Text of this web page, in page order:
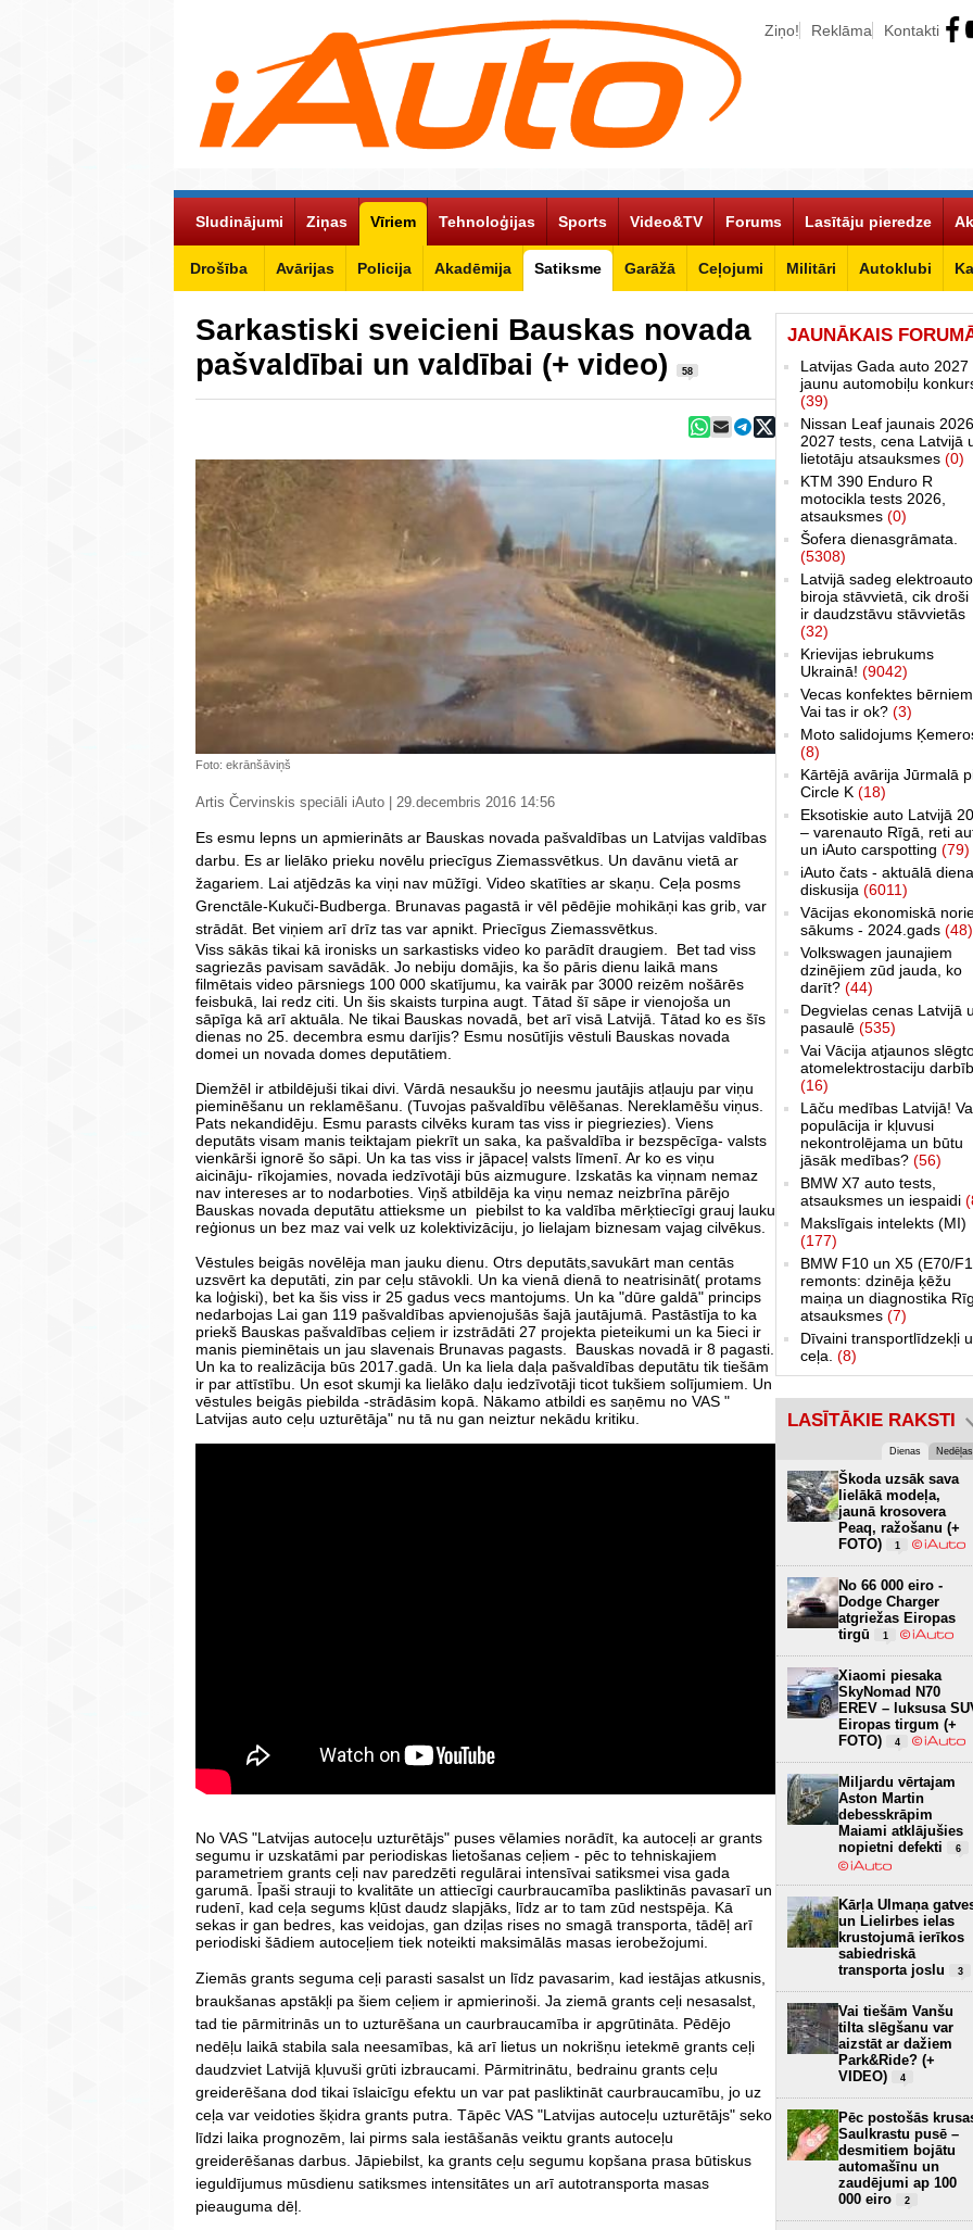
Ziņo! Reklāma Kontakti
Sludinājumi Ziņas Vīriem
Drošība Avārijas Policija Akadēmija Satiksme Garāžā Ceļojumi Militāri Autoklubi
Tehnoloģijas Sports Video&TV Forums Lasītāju pieredze
Sarkastiski sveicieni Bauskas novada
pašvaldībai un valdībai (+ video)
58
Foto: ekrānšāviņš
Artis Červinskis speciāli iAuto | 29.decembris 2016 14:56
Es esmu lepns un apmierināts ar Bauskas novada pašvaldības un Latvijas valdības
darbu. Es ar lielāko prieku novēlu priecīgus Ziemassvētkus. Un davānu vietā ar
žagariem. Lai atjēdzās ka viņi nav mūžīgi. Video skatīties ar skaņu. Ceļa posms
Grenctāle-Kukuči-Budberga. Brunavas pagastā ir vēl pēdējie mohikāņi kas grib, var
strādāt. Bet viņiem arī drīz tas var apnikt. Priecīgus Ziemassvētkus.
Viss sākās tikai kā ironisks un sarkastisks video ko parādīt draugiem. Bet tad viss
sagriezās pavisam savādāk. Jo nebiju domājis, ka šo pāris dienu laikā mans
filmētais video pārsniegs 100 000 skatījumu, ka vairāk par 3000 reizēm nošārēs
feisbukā, lai redz citi. Un šis skaists turpina augt. Tātad šī sāpe ir vienojoša un
sāpīga kā arī aktuāla. Ne tikai Bauskas novadā, bet arī visā Latvijā. Tātad ko es šīs
dienas no 25. decembra esmu darījis? Esmu nosūtījis vēstuli Bauskas novada
domei un novada domes deputātiem.
Diemžēl ir atbildējuši tikai divi. Vārdā nesaukšu jo neesmu jautājis atļauju par viņu
pieminēšanu un reklamēšanu. (Tuvojas pašvaldību vēlēšanas. Nereklamēšu viņus.
Pats nekandidēju. Esmu parasts cilvēks kuram tas viss ir piegriezies). Viens
deputāts visam manis teiktajam piekrīt un saka, ka pašvaldība ir bezspēcīga- valsts
vienkārši ignorē šo sāpi. Un ka tas viss ir jāpaceļ valsts līmenī. Ar ko es viņu
aicināju- rīkojamies, novada iedzīvotāji būs aizmugure. Izskatās ka viņnam nemaz
nav intereses ar to nodarboties. Viņš atbildēja ka viņu nemaz neizbrīna pārējo
Bauskas novada deputātu attieksme un piebilst to ka valdība mērķtiecīgi grauj lauku
reģionus un bez maz vai velk uz kolektivizāciju, jo lielajam biznesam vajag cilvēkus.
Vēstules beigās novēlēja man jauku dienu. Otrs deputāts,savukārt man centās
uzsvērt ka deputāti, zin par ceļu stāvokli. Un ka vienā dienā to neatrisināt( protams
ka loģiski), bet ka šis viss ir 25 gadus vecs mantojums. Un ka "dūre galdā" princips
nedarbojas Lai gan 119 pašvaldības apvienojušās šajā jautājumā. Pastāstīja to ka
priekš Bauskas pašvaldības ceļiem ir izstrādāti 27 projekta pieteikumi un ka 5ieci ir
manis pieminētais un jau slavenais Brunavas pagasts. Bauskas novadā ir 8 pagasti.
Un ka to realizācija būs 2017.gadā. Un ka liela daļa pašvaldības deputātu tik tiešām
ir par attīstību. Un esot skumji ka lielāko daļu iedzīvotāji ticot tukšiem solījumiem. Un
vēstules beigās piebilda -strādāsim kopā. Nākamo atbildi es saņēmu no VAS "
Latvijas auto ceļu uzturētāja" nu tā nu gan neiztur nekādu kritiku.
No VAS "Latvijas autoceļu uzturētājs" puses vēlamies norādīt, ka autoceļi ar grants
segumu ir uzskatāmi par periodiskas lietošanas ceļiem - pēc to tehniskajiem
parametriem grants ceļi nav paredzēti regulārai intensīvai satiksmei visa gada
garumā. Īpaši strauji to kvalitāte un attiecīgi caurbraucamība pasliktinās pavasarī un
rudenī, kad ceļa segums kļūst daudz slapjāks, līdz ar to tam zūd nestspēja. Kā
sekas ir gan bedres, kas veidojas, gan dziļas rises no smagā transporta, tādēļ arī
periodiski šādiem autoceļiem tiek noteikti maksimālās masas ierobežojumi.
Ziemās grants seguma ceļi parasti sasalst un līdz pavasarim, kad iestājas atkusnis,
braukšanas apstākļi pa šiem ceļiem ir apmierinoši. Ja ziemā grants ceļi nesasalst,
tad tie pārmitrinās un to uzturēšana un caurbraucamība ir apgrūtināta. Pēdējo
nedēļu laikā stabila sala neesamības, kā arī lietus un nokrišņu ietekmē grants ceļi
daudzviet Latvijā kļuvuši grūti izbraucami. Pārmitrinātu, bedrainu grants ceļu
greiderēšana dod tikai īslaicīgu efektu un var pat pasliktināt caurbraucamību, jo uz
ceļa var veidoties šķidra grants putra. Tāpēc VAS "Latvijas autoceļu uzturētājs" seko
līdzi laika prognozēm, lai pirms sala iestāšanās veiktu grants autoceļu
greiderēšanas darbus. Jāpiebilst, ka grants ceļu segumu kopšana prasa būtiskus
ieguldījumus mūsdienu satiksmes intensitātes un arī autotransporta masas
pieauguma dēļ.
JAUNĀKAIS
Latvijas Gada auto 2027
jaunu automobiļu
(39)
Nissan Leaf jaunais
2027 tests, cena Latvijā
lietotāju atsauksmes (0)
KTM 390 Enduro R
motocikla tests 2026,
atsauksmes (0)
Šofera dienasgrāmata.
(5308)
Latvijā sadeg elektroauto
biroja stāvvietā, cik droši
ir daudzstāvu stāvvietās
(32)
Krievijas iebrukums
Ukrainā! (9042)
Vecas konfektes
Vai tas ir ok? (3)
Moto salidojums
(8)
Kārtējā avārija Jūrmalā
Circle K (18)
Eksotiskie auto Latvijā
– varenauto Rīgā, reti
un iAuto carspotting (79)
iAuto čats - aktuālā
diskusija (6011)
Vācijas ekonomiskā
sākums - 2024.gads (48)
Volkswagen jaunajiem
dzinējiem zūd jauda, ko
darīt? (44)
Degvielas cenas Latvijā
pasaulē (535)
Vai Vācija atjaunos
atomelektrostaciju
(16)
Lāču medības Latvijā!
populācija ir kļuvusi
nekontrolējama un būtu
jāsāk medības? (56)
BMW X7 auto tests,
atsauksmes un iespaidi
Makslīgais intelekts (MI)
(177)
BMW F10 un X5 (E70/
remonts: dzinēja ķēžu
maiņa un diagnostika
atsauksmes (7)
Dīvaini transportlīdzekļi
ceļa. (8)
LASĪTĀKIE RAKSTI
Dienas Nedēļas
Škoda uzsāk sava
lielākā modeļa,
jaunā krosovera
Peaq, ražošanu (+
FOTO)
1
No 66 000 eiro -
Dodge Charger
atgriežas Eiropas
tirgū
1
Xiaomi piesaka
SkyNomad N70
EREV – luksusa
Eiropas tirgum (+
FOTO)
4
Miljardu vērtajam
Aston Martin
debesskrāpim
Maiami atklājušies
nopietni defekti
6
Kārļa Ulmaņa
un Lielirbes ielas
krustojumā ierīkos
sabiedriskā
transporta joslu
3
Vai tiešām Vanšu
tilta slēgšanu var
aizstāt ar dažiem
Park&Ride? (+
VIDEO)
4
Pēc postošās
Saulkrastu pusē –
desmitiem bojātu
automašīnu un
zaudējumi ap 100
000 eiro
2